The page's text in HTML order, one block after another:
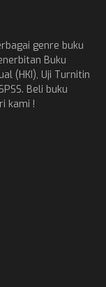
genre buku
Buku
(HKI), Uji Turnitin
Beli buku
kami !